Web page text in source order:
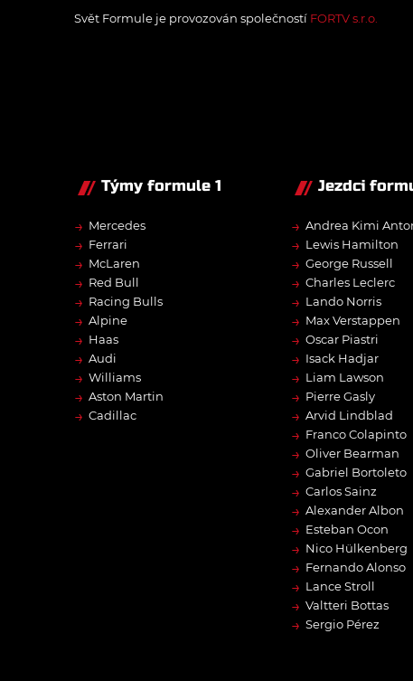
Svět Formule je provozován společností FORTV s.r.o.
Týmy formule 1
→ Mercedes
→ Ferrari
→ McLaren
→ Red Bull
→ Racing Bulls
→ Alpine
→ Haas
→ Audi
→ Williams
→ Aston Martin
→ Cadillac
Jezdci
→ Andrea Kimi
→ Lewis Hamilton
→ George Russell
→ Charles Leclerc
→ Lando Norris
→ Max Verstappen
→ Oscar Piastri
→ Isack Hadjar
→ Liam Lawson
→ Pierre Gasly
→ Arvid Lindblad
→ Franco Colapinto
→ Oliver Bearman
→ Gabriel Bortoleto
→ Carlos Sainz
→ Alexander Albon
→ Esteban Ocon
→ Nico Hülkenberg
→ Fernando Alonso
→ Lance Stroll
→ Valtteri Bottas
→ Sergio Pérez